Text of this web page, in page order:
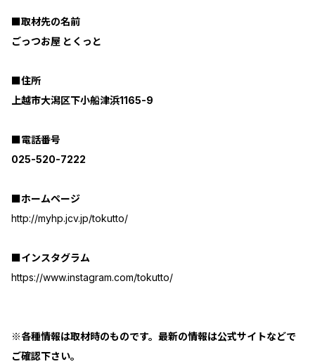
■取材先の名前
ごっつお屋 とくっと
■住所
上越市大潟区下小船津浜1165-9
■電話番号
025-520-7222
■ホームページ
http://myhp.jcv.jp/tokutto/
■インスタグラム
https://www.instagram.com/tokutto/
※各種情報は取材時のものです。最新の情報は公式サイトなどで
ご確認下さい。